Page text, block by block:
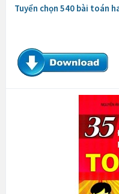
Tuyển chọn 540 bài toán